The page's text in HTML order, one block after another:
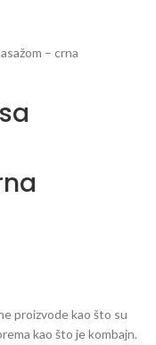
– crna
proizvode kao što su
kao što je kombajn.